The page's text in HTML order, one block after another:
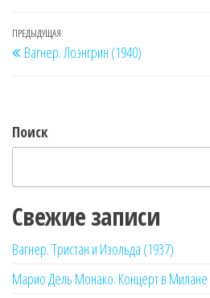
Навигация
по
Предыдущая
запись
ПРЕДЫДУЩАЯ
Вагнер. Лоэнгрин (1940)
Поиск
Свежие записи
Вагнер. Тристан и Изольда (1937)
Марио Дель Монако. Концерт в Милане